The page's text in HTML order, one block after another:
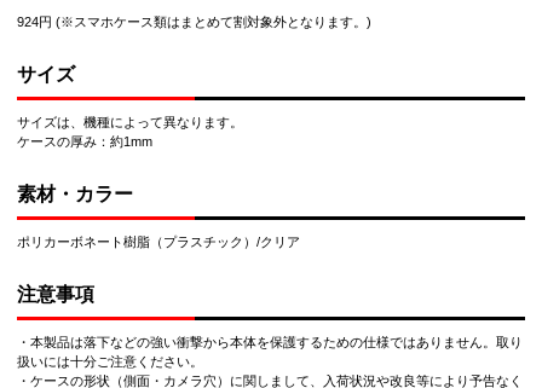
924円 (※スマホケース類はまとめて割対象外となります。)
サイズ
サイズは、機種によって異なります。
ケースの厚み：約1mm
素材・カラー
ポリカーボネート樹脂（プラスチック）/クリア
注意事項
・本製品は落下などの強い衝撃から本体を保護するための仕様ではありません。取り
扱いには十分ご注意ください。
・ケースの形状（側面・カメラ穴）に関しまして、入荷状況や改良等により予告なく